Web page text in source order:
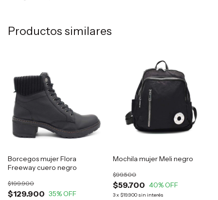
Productos similares
Borcegos mujer Flora
Freeway cuero negro
$129.900
$199.900
35% OFF
Mochila mujer Meli negro
$59.700
$99.500
40% OFF
3x $19.900 sin interés